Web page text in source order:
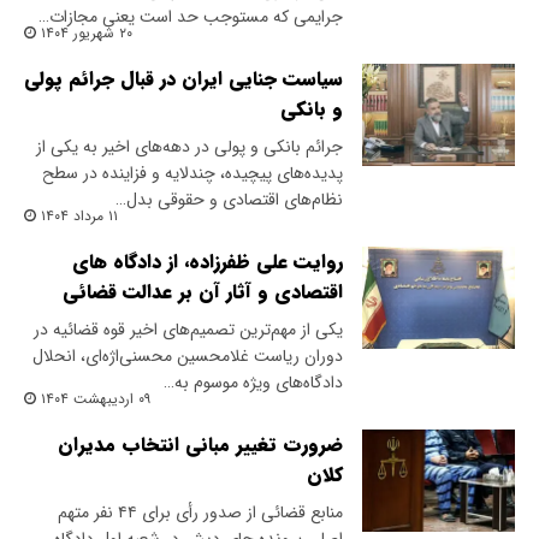
جرایمی که مستوجب حد است یعنی مجازات…
۲۰ شهریور ۱۴۰۴
سیاست جنایی ایران در قبال جرائم پولی
و بانکی
جرائم بانکی و پولی در دهه‌های اخیر به یکی از
پدیده‌های پیچیده، چندلایه و فزاینده در سطح
نظام‌های اقتصادی و حقوقی بدل…
۱۱ مرداد ۱۴۰۴
روایت علی ظفرزاده‌، از دادگاه های
اقتصادی و آثار آن بر عدالت قضائی
یکی از مهم‌ترین تصمیم‌های اخیر قوه قضائیه در
دوران ریاست غلامحسین محسنی‌اژه‌ای، انحلال
دادگاه‌های ویژه موسوم به…
۰۹ اردیبهشت ۱۴۰۴
ضرورت تغییر مبانی انتخاب مدیران
کلان
‌منابع قضائی از صدور رأی برای ۴۴ نفر متهم